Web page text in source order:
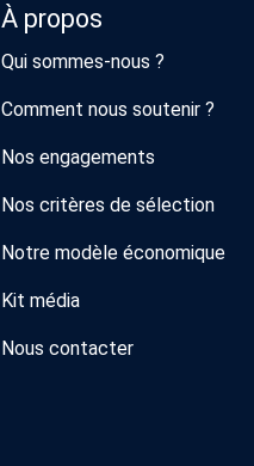
À propos
Qui sommes-nous ?
Comment nous soutenir ?
Nos engagements
Nos critères de sélection
Notre modèle économique
Kit média
Nous contacter